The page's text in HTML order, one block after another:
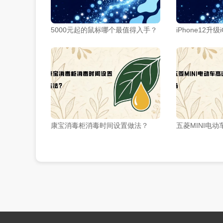
5000元起的鼠标哪个最值得入手？ iPhone12升级
康宝消毒柜消毒时间设置做法？ 五菱MINI电动